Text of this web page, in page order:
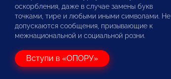
оскорбления, даже в случае замены букв
точками, тире и любыми иными символами. Не
допускаются сообщения, призывающие к
межнациональной и социальной розни.
Вступи в «ОПОРУ»